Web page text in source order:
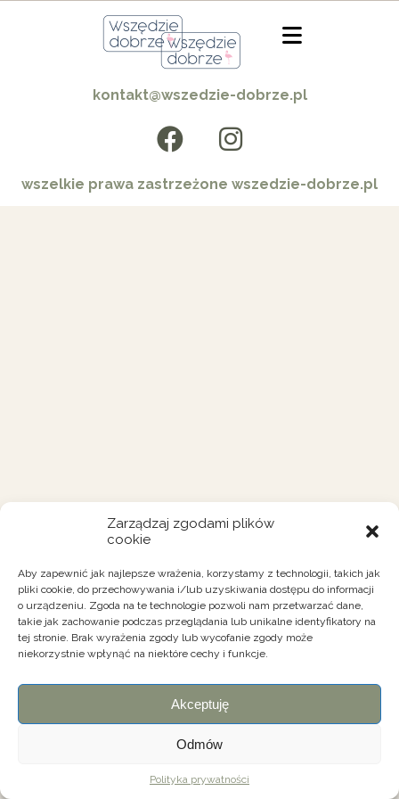
Zarządzaj zgodami plików
cookie
Aby zapewnić jak najlepsze wrażenia, korzystamy z technologii, takich jak
pliki cookie, do przechowywania i/lub uzyskiwania dostępu do informacji
o urządzeniu. Zgoda na te technologie pozwoli nam przetwarzać dane,
takie jak zachowanie podczas przeglądania lub unikalne identyfikatory na
tej stronie. Brak wyrażenia zgody lub wycofanie zgody może
niekorzystnie wpłynąć na niektóre cechy i funkcje.
Akceptuję
Odmów
Polityka prywatności
kontakt@wszedzie-dobrze.pl
wszelkie prawa zastrzeżone wszedzie-dobrze.pl